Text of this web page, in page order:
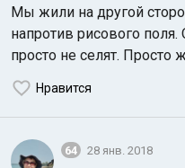
Мы жили на другой
напротив рисового поля.
просто не селят. Просто
Нравится
64 28 янв. 2018